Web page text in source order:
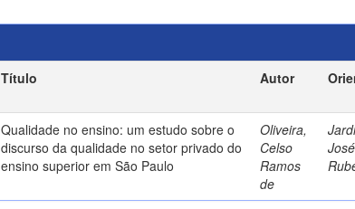
Título Autor
Qualidade no ensino: um estudo sobre o
discurso da qualidade no setor privado do
ensino superior em São Paulo
Oliveira,
Celso
Ramos
de
José